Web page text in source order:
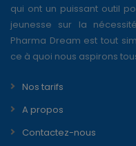
qui ont un puissant outil
jeunesse sur la
Pharma Dream est tout
ce à quoi nous aspirons
Nos tarifs
A propos
Contactez-nous